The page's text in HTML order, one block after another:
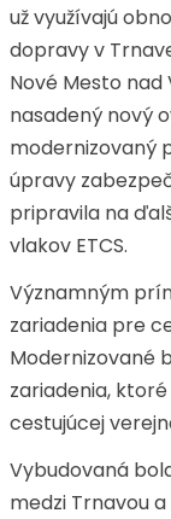
už využívajú
dopravy v
Nové Mesto
nasadený nový
modernizovaný
úpravy
pripravila na
vlakov ETCS.
Významným
zariadenia pre
Modernizované
zariadenia,
cestujúcej
Vybudovaná
medzi Trnavou